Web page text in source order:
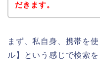
だきます。
まず、私自身、携帯を
ル】という感じで検索